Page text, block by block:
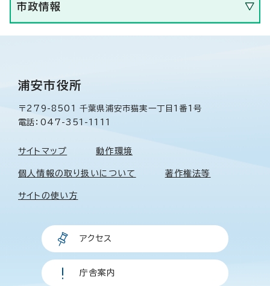
市政情報
浦安市役所
〒279-8501 千葉県浦安市猫実一丁目1番1号
電話：047-351-1111
サイトマップ 動作環境
個人情報の取り扱いについて 著作権法等
サイトの使い方
アクセス
庁舎案内